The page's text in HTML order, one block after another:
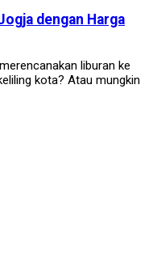
dengan Harga
liburan ke
kota? Atau mungkin